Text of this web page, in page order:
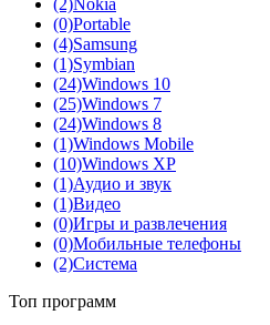
(2)Nokia
(0)Portable
(4)Samsung
(1)Symbian
(24)Windows 10
(25)Windows 7
(24)Windows 8
(1)Windows Mobile
(10)Windows XP
(1)Аудио и звук
(1)Видео
(0)Игры и развлечения
(0)Мобильные телефоны
(2)Система
Топ программ